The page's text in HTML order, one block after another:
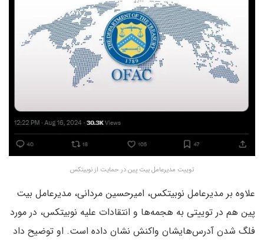
توییت مدیرعامل بیت پین در حمایت از نوبیتکس
علاوه بر مدیرعامل نوبیتکس، امیرحسین مردانی، مدیرعامل بیت
پین هم در توییتی به هجمه‌ها و انتقادات علیه نوبیتکس، در مورد
فلگ شدن آدرس‌هایشان واکنش نشان داده است. او توضیح داد